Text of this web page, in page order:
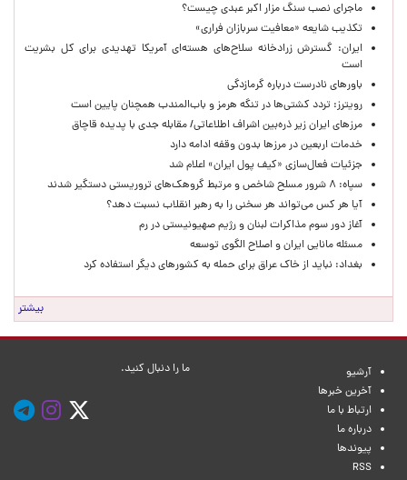
ماجرای نصب سنگ مزار اکبر عبدی چیست؟
تکذیب شایعه «معافیت سربازان فراری»
ایران: گسترش زرادخانه سلاح‌های هسته‌ای آمریکا تهدیدی برای کل بشریت
است
باورهای نادرست درباره گرمازدگی
رویترز: تردد کشتی‌ها در تنگه هرمز و باب‌المندب همچنان پایین است
مرزهای ایران زیر ذره‌بین اشراف اطلاعاتی/ مقابله جدی با پدیده قاچاق
خدمات اربعین در مرزها بدون وقفه ادامه دارد
جزئیات فعال‌سازی «کیف پول ایران» اعلام شد
سپاه: ۸ شرور مسلح شاخص و مرتبط گروهک‌های تروریستی دستگیر شدند
آیا هر کس می‌تواند هر سخنی را به رهبر انقلاب نسبت دهد؟
آغاز دور سوم مذاکرات لبنان و رژیم صهیونیستی در رم
مسئله مانایی ایران و اصلاح الگوی توسعه
بغداد: نباید از خاک عراق برای حمله به کشورهای دیگر استفاده کرد
بیشتر
آرشیو
آخرین خبرها
ارتباط با ما
درباره ما
پیوندها
RSS
ما را دنبال کنید.